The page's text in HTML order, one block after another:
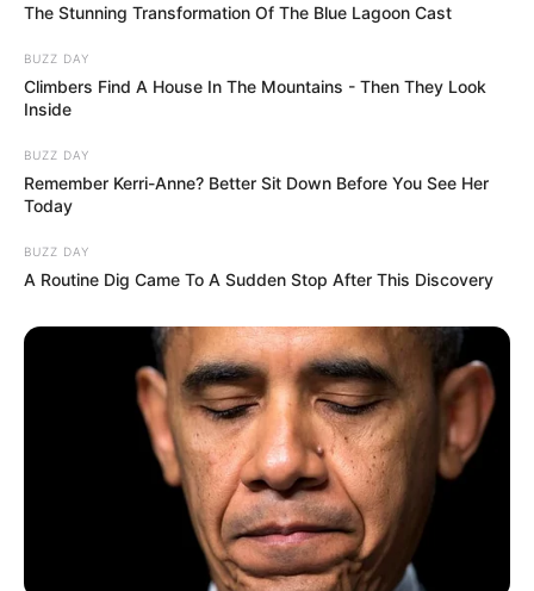
The Stunning Transformation Of The Blue Lagoon Cast
BUZZ DAY
Climbers Find A House In The Mountains - Then They Look
Inside
BUZZ DAY
Remember Kerri-Anne? Better Sit Down Before You See Her
Today
BUZZ DAY
A Routine Dig Came To A Sudden Stop After This Discovery